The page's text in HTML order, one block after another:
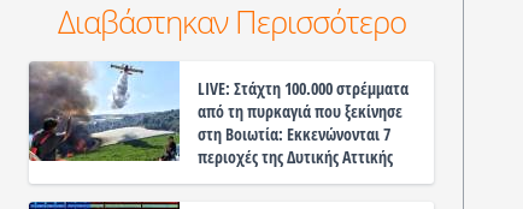
Διαβάστηκαν Περισσότερο
LIVE: Στάχτη 100.000 στρέμματα
από τη πυρκαγιά που ξεκίνησε
στη Βοιωτία: Εκκενώνονται 7
περιοχές της Δυτικής Αττικής